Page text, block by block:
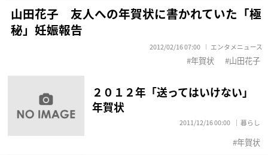
山田花子 友人への年賀状に書かれていた「極
秘」妊娠報告
2012/02/16 07:00 エンタメニュース
年賀状 山田花子
２０１２年「送ってはいけない」
年賀状
2011/12/16 00:00 暮らし
年賀状